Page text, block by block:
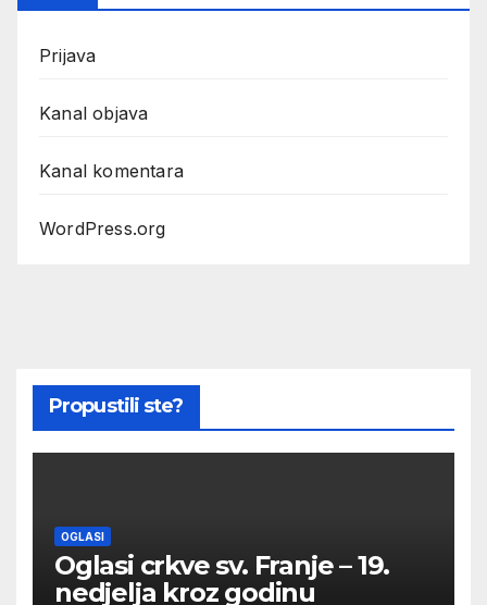
Prijava
Kanal objava
Kanal komentara
WordPress.org
Propustili ste?
OGLASI
Oglasi crkve sv. Franje – 19.
nedjelja kroz godinu